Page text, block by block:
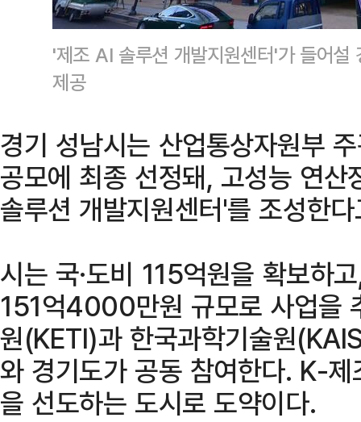
'제조 AI 솔루션 개발지원센터'가 들어
제공
경기 성남시는 산업통상자원부
공모에 최종 선정돼, 고성능 연
솔루션 개발지원센터'를 조성한
시는 국·도비 115억원을 확보하
151억4000만원 규모로 사업을
원(KETI)과 한국과학기술원
와 경기도가 공동 참여한다. K-
을 선도하는 도시로 도약이다.